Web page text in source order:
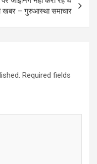
खबर – गुरुआस्था समाचार
Required fields